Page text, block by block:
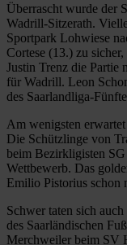
Überrascht wurde der
Wadrill-Sitzerath.
Sportpark Lohwiese
Cortese (13.) zu
Justin Trenz die Partie
für Wadrill. Leon
des Saarlandliga-
Am wenigsten
Die Schützlinge von
beim Bezirkligisten
Wettbewerb. Das
Emilio Pistorius schon
Schwer taten sich
des Saarländischen
Merchweiler beim SV